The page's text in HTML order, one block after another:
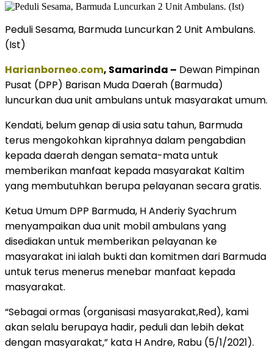
Peduli Sesama, Barmuda Luncurkan 2 Unit Ambulans.
(Ist)
Harianborneo.com, Samarinda – Dewan Pimpinan
Pusat (DPP) Barisan Muda Daerah (Barmuda)
luncurkan dua unit ambulans untuk masyarakat umum.
Kendati, belum genap di usia satu tahun, Barmuda
terus mengokohkan kiprahnya dalam pengabdian
kepada daerah dengan semata-mata untuk
memberikan manfaat kepada masyarakat Kaltim
yang membutuhkan berupa pelayanan secara gratis.
Ketua Umum DPP Barmuda, H Anderiy Syachrum
menyampaikan dua unit mobil ambulans yang
disediakan untuk memberikan pelayanan ke
masyarakat ini ialah bukti dan komitmen dari Barmuda
untuk terus menerus menebar manfaat kepada
masyarakat.
“Sebagai ormas (organisasi masyarakat,Red), kami
akan selalu berupaya hadir, peduli dan lebih dekat
dengan masyarakat,” kata H Andre, Rabu (5/1/2021).